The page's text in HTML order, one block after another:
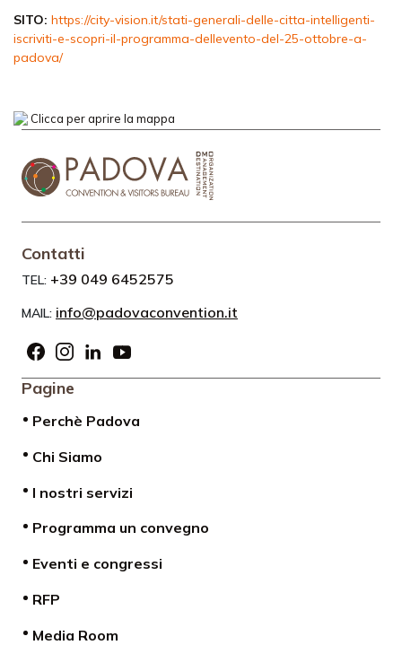
SITO: https://city-vision.it/stati-generali-delle-citta-intelligenti-
iscriviti-e-scopri-il-programma-dellevento-del-25-ottobre-a-
padova/
Clicca per aprire la mappa
Contatti
TEL: +39 049 6452575
MAIL: info@padovaconvention.it
Pagine
Perchè Padova
Chi Siamo
I nostri servizi
Programma un convegno
Eventi e congressi
RFP
Media Room